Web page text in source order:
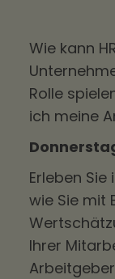
Wie kann
Rolle
ich meine
Erleben Sie
wie Sie mit
Ihrer